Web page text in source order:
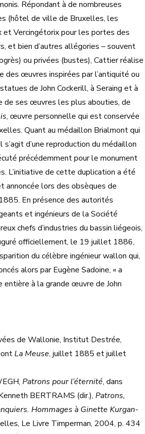
Répondant à de nombreuses
(hôtel de ville de Bruxelles, les
et Vercingétorix pour les portes des
et bien d’autres allégories – souvent
ou privées (bustes), Cattier réalise
des œuvres inspirées par l’antiquité ou
de John Cockerill, à Seraing et à
de ses œuvres les plus abouties, de
, œuvre personnelle qui est conservée
Quant au médaillon Brialmont qui
s’agit d’une reproduction du médaillon
précédemment pour le monument
L’initiative de cette duplication a été
annoncée lors des obsèques de
En présence des autorités
et ingénieurs de la Société
chefs d’industries du bassin liégeois,
officiellement, le 19 juillet 1886,
du célèbre ingénieur wallon qui,
alors par Eugène Sadoine, « a
entière à la grande œuvre de John
de Wallonie, Institut Destrée,
La Meuse, juillet 1885 et juillet
Patrons pour l’éternité, dans
BERTRAMS (dir.), Patrons,
Hommages à Ginette Kurgan-
Le Livre Timperman, 2004, p. 434